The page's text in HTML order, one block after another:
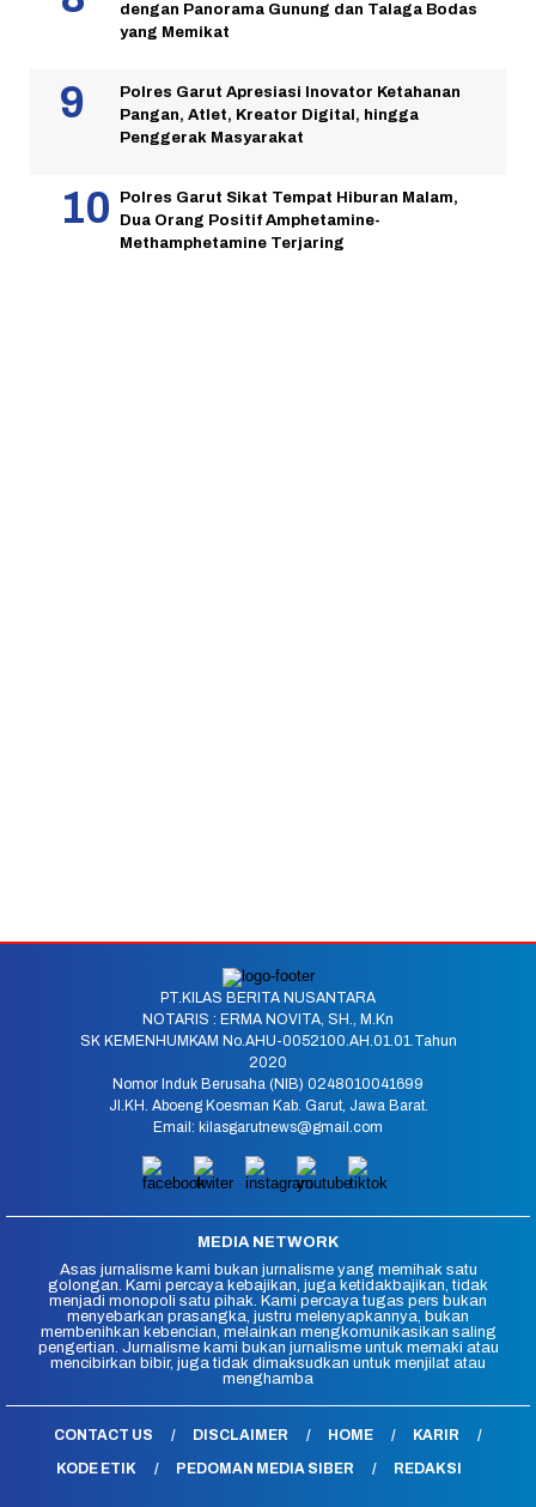
dengan Panorama Gunung dan Talaga Bodas
yang Memikat
Polres Garut Apresiasi Inovator Ketahanan
Pangan, Atlet, Kreator Digital, hingga
Penggerak Masyarakat
Polres Garut Sikat Tempat Hiburan Malam,
Dua Orang Positif Amphetamine-
Methamphetamine Terjaring
PT.KILAS BERITA NUSANTARA
NOTARIS : ERMA NOVITA, SH., M.Kn
SK KEMENHUMKAM No.AHU-0052100.AH.01.01.Tahun
2020
Nomor Induk Berusaha (NIB) 0248010041699
Jl.KH. Aboeng Koesman Kab. Garut, Jawa Barat.
Email: kilasgarutnews@gmail.com
MEDIA NETWORK
Asas jurnalisme kami bukan jurnalisme yang memihak satu
golongan. Kami percaya kebajikan, juga ketidakbajikan, tidak
menjadi monopoli satu pihak. Kami percaya tugas pers bukan
menyebarkan prasangka, justru melenyapkannya, bukan
membenihkan kebencian, melainkan mengkomunikasikan saling
pengertian. Jurnalisme kami bukan jurnalisme untuk memaki atau
mencibirkan bibir, juga tidak dimaksudkan untuk menjilat atau
menghamba
CONTACT US DISCLAIMER HOME
KARIR
KODE ETIK
PEDOMAN MEDIA SIBER REDAKSI